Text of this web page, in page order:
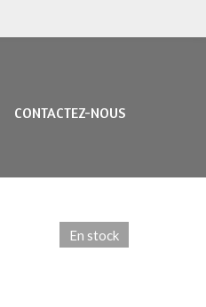
CONTACTEZ-NOUS
En stock